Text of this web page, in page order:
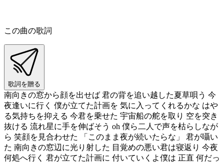
この曲の歌詞
歌詞を贈る
南向きの窓から顔を出せば 君の背を追い越した夏草唄う 今
夜逢いに行く 僕が立てた計画を 気に入ってくれるかな はや
る気持ちを抑える 今君を乗せた 宇宙船の舵を取り 空を突き
抜ける 流れ星に手を伸ばそう oh 僕ら二人で声を枯らしなが
ら 笑顔を見合わせた 「このまま夜が続いたらな」 君が囁い
た 南向きの窓辺に光り射した 目覚めの悪い君は寝返り 今夜
何処へ行く 君が立てた計画に 付いていくよ僕は 正直 何だっ